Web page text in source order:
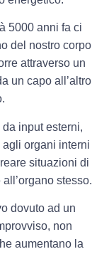
5000 anni fa ci
del nostro corpo
attraverso un
un capo all’altro
input esterni,
organi interni
situazioni di
stesso.
dovuto ad un
non
aumentano la